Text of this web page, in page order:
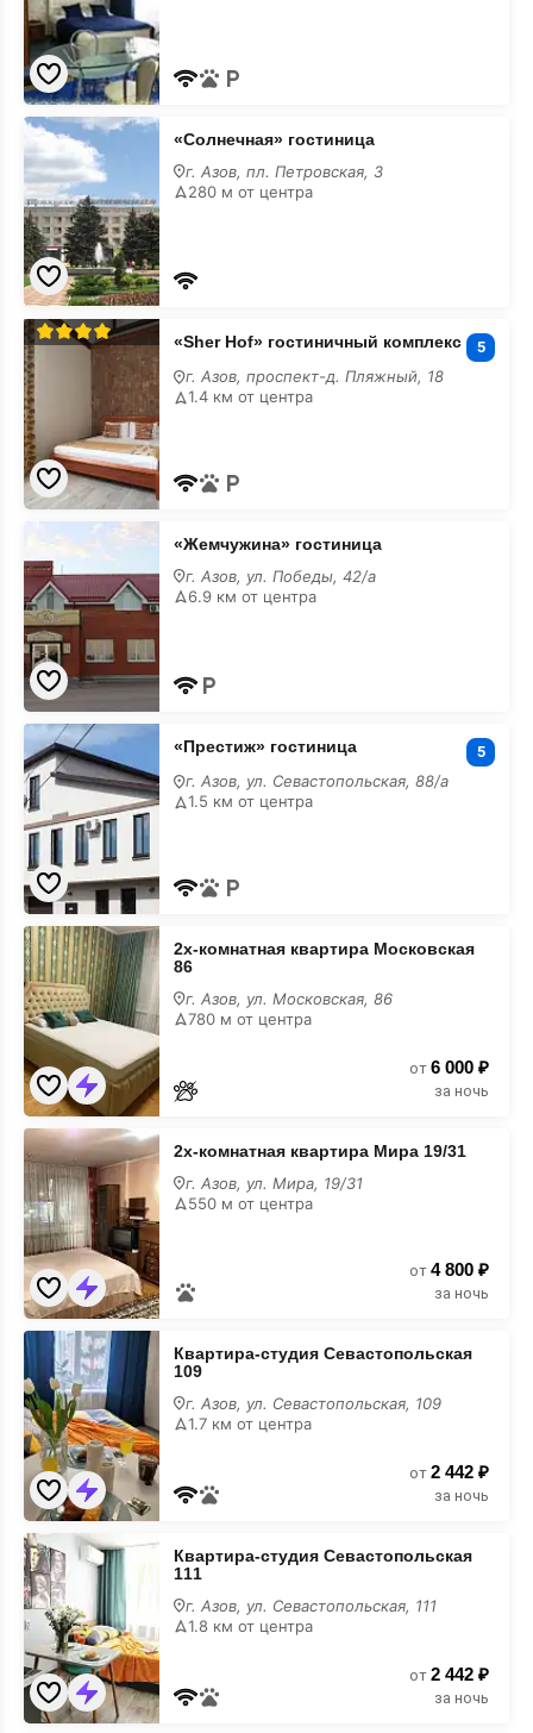
«Солнечная»
гостиница
«Солнечная» гостиница
г. Азов, пл. Петровская, 3
280 м от центра
«Sher
Hof»
гостиничный
комплекс
«Sher Hof» гостиничный комплекс 5
г. Азов, проспект-д. Пляжный, 18
1.4 км от центра
«Жемчужина»
гостиница
«Жемчужина» гостиница
г. Азов, ул. Победы, 42/а
6.9 км от центра
«Престиж»
гостиница
«Престиж» гостиница 5
г. Азов, ул. Севастопольская, 88/а
1.5 км от центра
2х-
комнатная
квартира
Московская
86
2х-комнатная квартира Московская
86
г. Азов, ул. Московская, 86
780 м от центра
от 6 000 ₽
за ночь
2х-
комнатная
квартира
Мира
19/31
2х-комнатная квартира Мира 19/31
г. Азов, ул. Мира, 19/31
550 м от центра
от 4 800 ₽
за ночь
Квартира-
студия
Севастопольская
109
Квартира-студия Севастопольская
109
г. Азов, ул. Севастопольская, 109
1.7 км от центра
от 2 442 ₽
за ночь
Квартира-
студия
Севастопольская
111
Квартира-студия Севастопольская
111
г. Азов, ул. Севастопольская, 111
1.8 км от центра
от 2 442 ₽
за ночь